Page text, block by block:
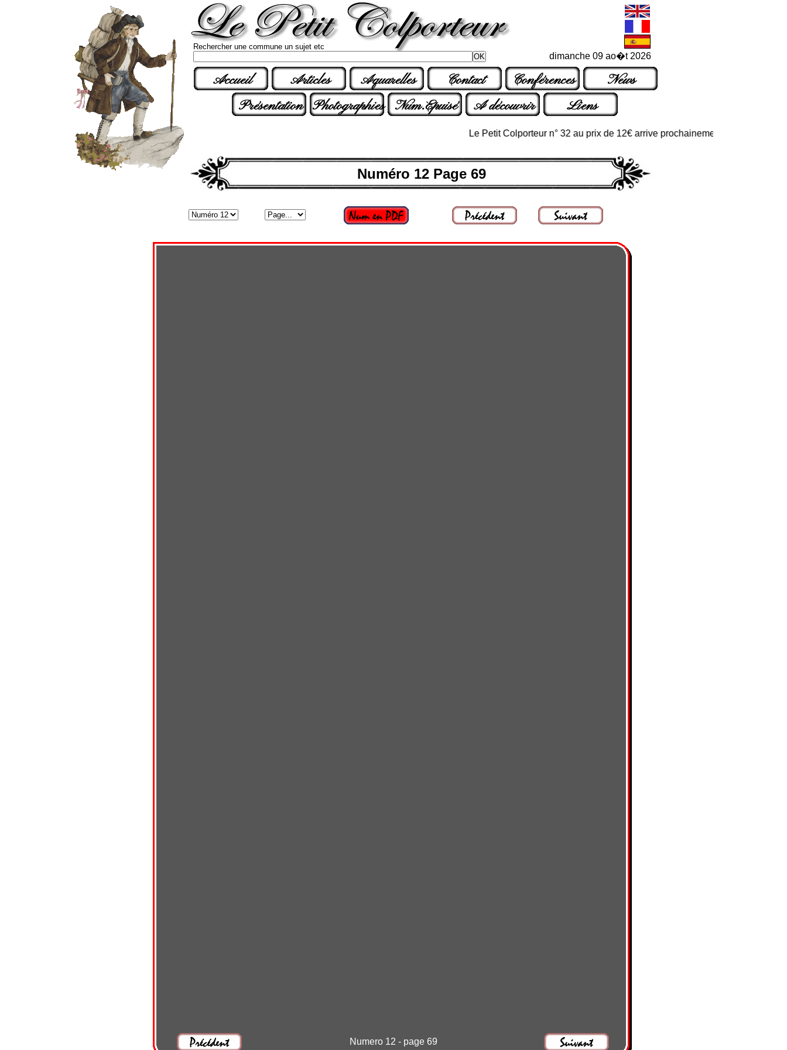
dimanche 09 ao�t 2026
Rechercher une commune un sujet etc
Accueil Articles Aquarelles Contact Conférences
News
Présentation Photographies Num.Epuisé A découvrir Liens
Le Petit Colporteur n° 32 au prix de 12€ arrive prochainement dans les points de
Numéro 12 Page 69
Numero 12 - page 69